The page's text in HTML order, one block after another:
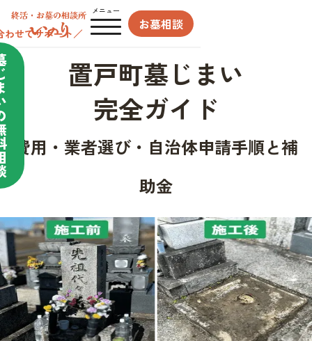
メニュー
お墓相談
わせてサポート／
置戸町墓じまい
完全ガイド
費用・業者選び・自治体申請手順と補
助金